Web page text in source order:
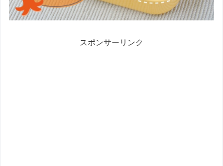
スポンサーリンク